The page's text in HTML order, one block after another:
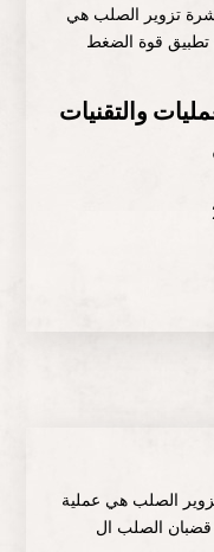
تزوير الصلب هي
والتقنيات
الصلب هي عملية